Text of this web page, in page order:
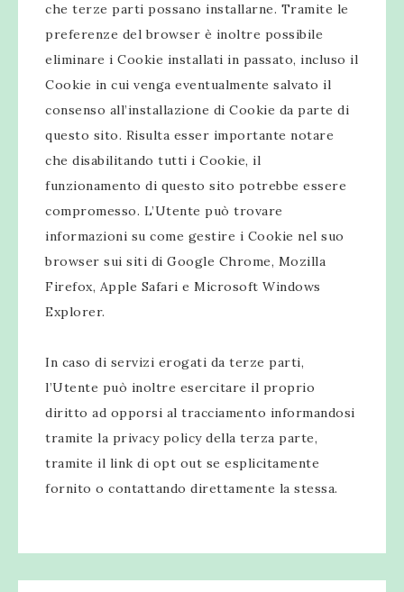
che terze parti possano installarne. Tramite le
preferenze del browser è inoltre possibile
eliminare i Cookie installati in passato, incluso il
Cookie in cui venga eventualmente salvato il
consenso all’installazione di Cookie da parte di
questo sito. Risulta esser importante notare
che disabilitando tutti i Cookie, il
funzionamento di questo sito potrebbe essere
compromesso. L’Utente può trovare
informazioni su come gestire i Cookie nel suo
browser sui siti di Google Chrome, Mozilla
Firefox, Apple Safari e Microsoft Windows
Explorer.
In caso di servizi erogati da terze parti,
l’Utente può inoltre esercitare il proprio
diritto ad opporsi al tracciamento informandosi
tramite la privacy policy della terza parte,
tramite il link di opt out se esplicitamente
fornito o contattando direttamente la stessa.